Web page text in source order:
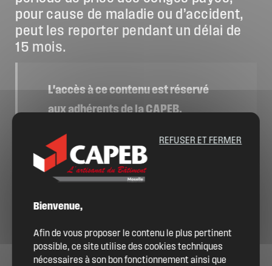
pour cause de maladie ou d’accident,
peut les reporter pendant un délai de
15 mois.
L'accès à ce contenu est réservé
aux adhérents de la CAPEB.
souhaitez le devenir ?
ME CONNECTER
Bienvenue,
Afin de vous proposer le contenu le plus pertinent
possible, ce site utilise des cookies techniques
nécessaires à son bon fonctionnement ainsi que
REFUSER ET FERMER